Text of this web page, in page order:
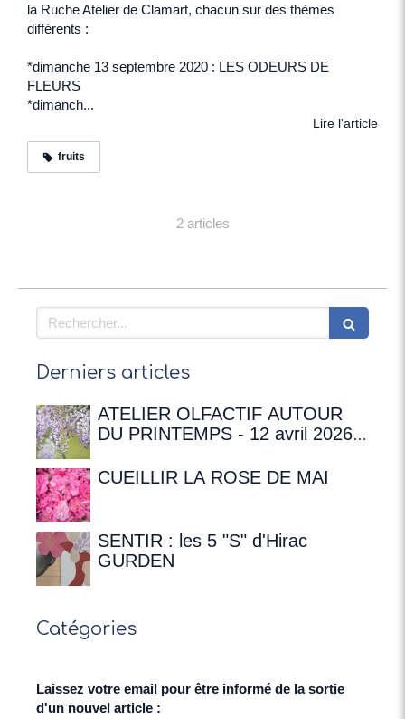
la Ruche Atelier de Clamart, chacun sur des thèmes
différents :
*dimanche 13 septembre 2020 : LES ODEURS DE
FLEURS
*dimanch...
Lire l'article
fruits
2 articles
Rechercher
Derniers articles
ATELIER OLFACTIF AUTOUR
DU PRINTEMPS - 12 avril 2026 à
Chateaubriand
CUEILLIR LA ROSE DE MAI
SENTIR : les 5 "S" d'Hirac
GURDEN
Catégories
Laissez votre email pour être informé de la sortie
d'un nouvel article :